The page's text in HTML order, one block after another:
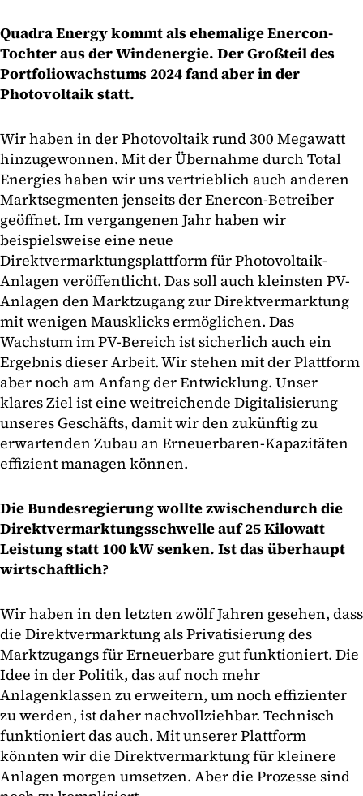
Quadra Energy kommt als ehemalige Enercon-
Tochter aus der Windenergie. Der Großteil des
Portfoliowachstums 2024 fand aber in der
Photovoltaik statt.
Wir haben in der Photovoltaik rund 300 Megawatt
hinzugewonnen. Mit der Übernahme durch Total
Energies haben wir uns vertrieblich auch anderen
Marktsegmenten jenseits der Enercon-Betreiber
geöffnet. Im vergangenen Jahr haben wir
beispielsweise eine neue
Direktvermarktungsplattform für Photovoltaik-
Anlagen veröffentlicht. Das soll auch kleinsten PV-
Anlagen den Marktzugang zur Direktvermarktung
mit wenigen Mausklicks ermöglichen. Das
Wachstum im PV-Bereich ist sicherlich auch ein
Ergebnis dieser Arbeit. Wir stehen mit der Plattform
aber noch am Anfang der Entwicklung. Unser
klares Ziel ist eine weitreichende Digitalisierung
unseres Geschäfts, damit wir den zukünftig zu
erwartenden Zubau an Erneuerbaren-Kapazitäten
effizient managen können.
Die Bundesregierung wollte zwischendurch die
Direktvermarktungsschwelle auf 25 Kilowatt
Leistung statt 100 kW senken. Ist das überhaupt
wirtschaftlich?
Wir haben in den letzten zwölf Jahren gesehen, dass
die Direktvermarktung als Privatisierung des
Marktzugangs für Erneuerbare gut funktioniert. Die
Idee in der Politik, das auf noch mehr
Anlagenklassen zu erweitern, um noch effizienter
zu werden, ist daher nachvollziehbar. Technisch
funktioniert das auch. Mit unserer Plattform
könnten wir die Direktvermarktung für kleinere
Anlagen morgen umsetzen. Aber die Prozesse sind